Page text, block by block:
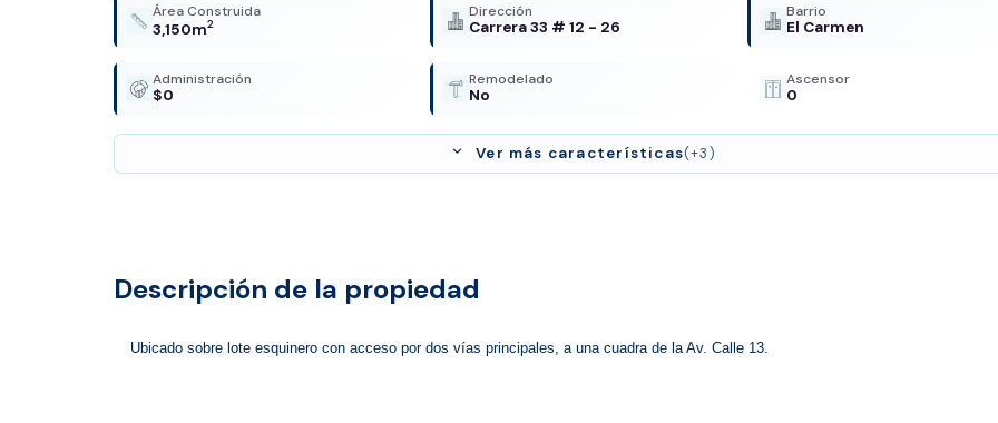
Área Construida
3,150m2
Dirección
Carrera 33 # 12 - 26
Barrio
El Carmen
Administración
$0
Remodelado
No
Ascensor
0
expand_more Ver más características(+3)
Descripción de la propiedad
Ubicado sobre lote esquinero con acceso por dos vías principales, a una cuadra de la Av. Calle 13.